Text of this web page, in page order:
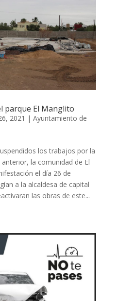
parque El Manglito
2021 | Ayuntamiento de
los trabajos por la
la comunidad de El
el día 26 de
a la alcaldesa de capital
las obras de este...